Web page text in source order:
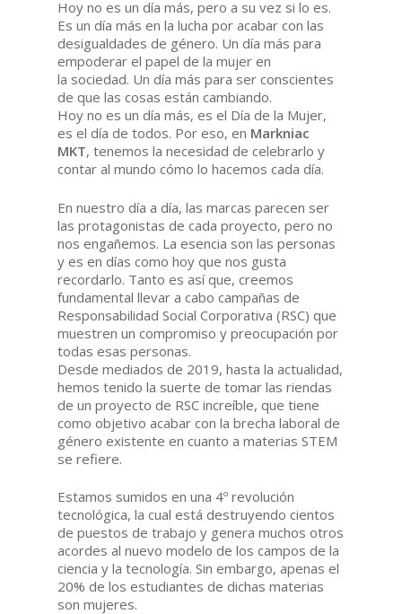
Hoy no es un día más, pero a su vez si lo es.
Es un día más en la lucha por acabar con las
desigualdades de género. Un día más para
empoderar el papel de la mujer en
la sociedad. Un día más para ser conscientes
de que las cosas están cambiando.
Hoy no es un día más, es el Día de la Mujer,
es el día de todos. Por eso, en Markniac
MKT, tenemos la necesidad de celebrarlo y
contar al mundo cómo lo hacemos cada día.
En nuestro día a día, las marcas parecen ser
las protagonistas de cada proyecto, pero no
nos engañemos. La esencia son las personas
y es en días como hoy que nos gusta
recordarlo. Tanto es así que, creemos
fundamental llevar a cabo campañas de
Responsabilidad Social Corporativa (RSC) que
muestren un compromiso y preocupación por
todas esas personas.
Desde mediados de 2019, hasta la actualidad,
hemos tenido la suerte de tomar las riendas
de un proyecto de RSC increíble, que tiene
como objetivo acabar con la brecha laboral de
género existente en cuanto a materias STEM
se refiere.
Estamos sumidos en una 4º revolución
tecnológica, la cual está destruyendo cientos
de puestos de trabajo y genera muchos otros
acordes al nuevo modelo de los campos de la
ciencia y la tecnología. Sin embargo, apenas el
20% de los estudiantes de dichas materias
son mujeres.